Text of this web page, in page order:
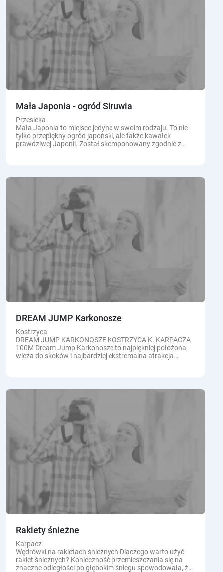
Mała Japonia - ogród Siruwia
Przesieka
Mała Japonia to miejsce jedyne w swoim rodzaju. To nie
tylko przepiękny ogród japoński, ale także kawałek
prawdziwej Japonii. Został skomponowany zgodnie z
DREAM JUMP Karkonosze
Kostrzyca
DREAM JUMP KARKONOSZE KOSTRZYCA K. KARPACZA
100M Dream Jump Karkonosze to najpiękniej położona
wieża do skoków i najbardziej ekstremalna atrakcja
Rakiety śnieżne
Karpacz
Wędrówki na rakietach śnieżnych Dlaczego warto użyć
rakiet śnieżnych? Konieczność przemieszczania się na
znaczne odległości po głębokim śniegu spowodowała, że